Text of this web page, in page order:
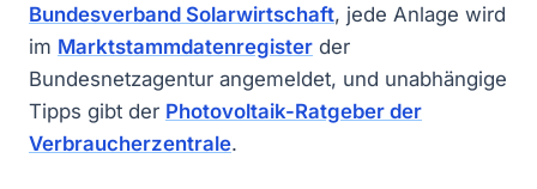
Bundesverband Solarwirtschaft, jede Anlage wird
im Marktstammdatenregister der
Bundesnetzagentur angemeldet, und unabhängige
Tipps gibt der Photovoltaik-Ratgeber der
Verbraucherzentrale.